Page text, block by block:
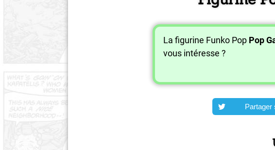
La figurine Funko Pop Pop
vous intéresse ?
Partager